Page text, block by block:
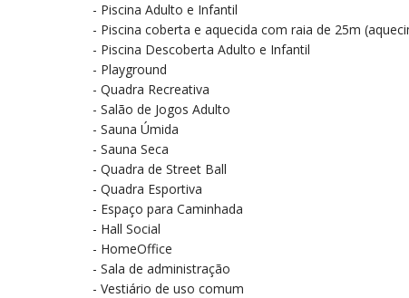
- Piscina Adulto e Infantil
- Piscina coberta e aquecida com raia de 25m
- Piscina Descoberta Adulto e Infantil
- Playground
- Quadra Recreativa
- Salão de Jogos Adulto
- Sauna Úmida
- Sauna Seca
- Quadra de Street Ball
- Quadra Esportiva
- Espaço para Caminhada
- Hall Social
- HomeOffice
- Sala de administração
- Vestiário de uso comum